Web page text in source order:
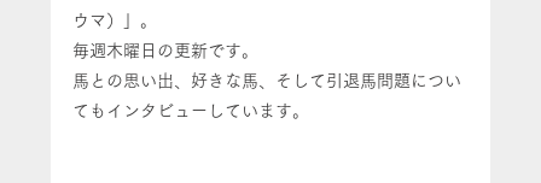
ウマ）」。
毎週木曜日の更新です。
馬との思い出、好きな馬、そして引退馬問題につい
てもインタビューしています。